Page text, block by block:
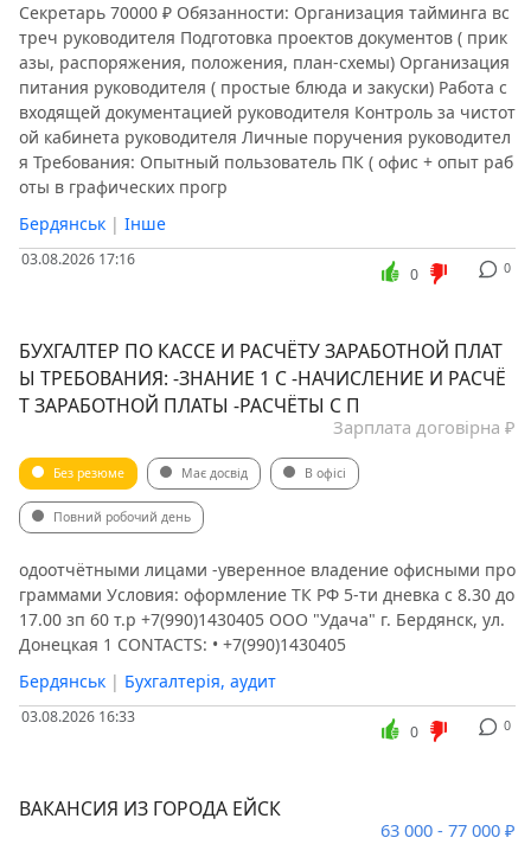
Секретарь 70000 ₽ Обязанности: Организация тайминга вс
треч руководителя Подготовка проектов документов ( прик
азы, распоряжения, положения, план-схемы) Организация
питания руководителя ( простые блюда и закуски) Работа с
входящей документацией руководителя Контроль за чистот
ой кабинета руководителя Личные поручения руководител
я Требования: Опытный пользователь ПК ( офис + опыт раб
оты в графических прогр
Бердянськ | Інше
03.08.2026 17:16 0
0
БУХГАЛТЕР ПО КАССЕ И РАСЧЁТУ ЗАРАБОТНОЙ ПЛАТ
Ы ТРЕБОВАНИЯ: -ЗНАНИЕ 1 С -НАЧИСЛЕНИЕ И РАСЧЁ
Т ЗАРАБОТНОЙ ПЛАТЫ -РАСЧЁТЫ С П
Зарплата договірна ₽
Без резюме Має досвід В офісі
Повний робочий день
одоотчётными лицами -уверенное владение офисными про
граммами Условия: оформление ТК РФ 5-ти дневка с 8.30 до
17.00 зп 60 т.р +7(990)1430405 ООО "Удача" г. Бердянск, ул.
Донецкая 1 CONTACTS: • +7(990)1430405
Бердянськ | Бухгалтерія, аудит
03.08.2026 16:33 0
0
ВАКАНСИЯ ИЗ ГОРОДА ЕЙСК
63 000 - 77 000 ₽